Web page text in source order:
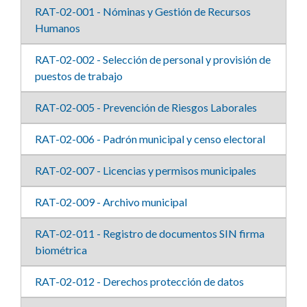
RAT-02-001 - Nóminas y Gestión de Recursos
Humanos
RAT-02-002 - Selección de personal y provisión de
puestos de trabajo
RAT-02-005 - Prevención de Riesgos Laborales
RAT-02-006 - Padrón municipal y censo electoral
RAT-02-007 - Licencias y permisos municipales
RAT-02-009 - Archivo municipal
RAT-02-011 - Registro de documentos SIN firma
biométrica
RAT-02-012 - Derechos protección de datos